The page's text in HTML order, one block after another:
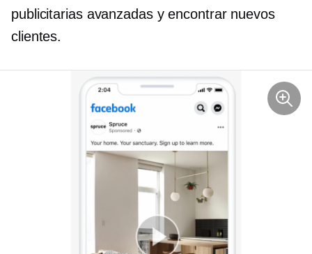
publicitarias avanzadas y encontrar nuevos
clientes.